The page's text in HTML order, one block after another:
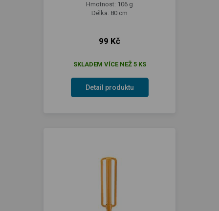
Hmotnost: 106 g
Délka: 80 cm
99 Kč
SKLADEM VÍCE NEŽ 5 KS
Detail produktu